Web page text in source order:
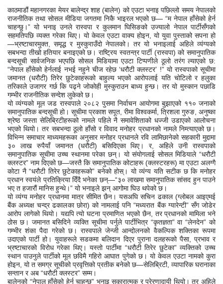
काठमाडौं महानगरका मेयर बालेन्द्र शाह (बालेन) को एउटा भनाइ पछिल्लो समय नेपालको
राजनीतिक तथा सोसल मीडिया जगतमा निकै भाइरल भएको छ— “म नेपाल हाँसेको हेर्न
चाहन्छु।” यो भनाइ उनले रास्वपा र कुलमान घिसिङको उज्यालो नेपाल पार्टीसँगको
सहमतिपछि व्यक्त गरेका थिए। यो केवल एउटा वाक्य होइन, यो युवा पुस्ताको सपना हो
—भ्रष्टाचारमुक्त, समृद्ध र मुस्कुराउँदो नेपालको। तर यो भनाइलाई अहिले व्यंग्यको
सबभन्दा तीखो हतियार बनाइएको छ। राष्ट्रिय स्वतन्त्र पार्टी (रास्वपा) को समानुपातिक
बन्दसूची सार्वजनिक भएपछि सोसल मिडियामा एउटा टिप्पणीले ठूलो तरंग ल्याएको छ:
“नेपाल हाँसेको हेर्नलाई नभई नहुने चीज रहेछ ‘धरौटी क्लस्टर’ !” यो रास्वपाको सूचीमा
जमानत (धरौटी) तिरेर छुटेकाहरूको बाहुल्य भएको आरोपलाई यति चोटिलो र हलुका
तरिकाले उजागर गर्छ कि पढ्ने जोकोही मुस्कुराउन बाध्य हुन्छ। तर यो मुस्कान पछाडि
गम्भीर राजनीतिक सन्देश लुकेको छ।
यो व्यंग्यको मूल जड रास्वपाले २०८२ पुसमा निर्वाचन आयोगमा बुझाएको ११० जनाको
समानुपातिक बन्दसूची हो। सूचीमा प्रकाश सपूत, रीमा विश्वकर्मा, त्रिशला गुरुङ, अनुष्का
श्रेष्ठ जस्ता सेलिब्रिटीहरूको नामले पहिले नै समावेशिताको धज्जी उडाएको आलोचना
भएको थियो। तर सबभन्दा ठूलो हाँसो र विवाद मनोहर प्रधानको नामले निम्त्याएको छ।
विभिन्न समाचार माध्यमहरूका अनुसार मनोहर प्रधानले रवि लामिछानेको सहकारी मुद्दामा
३० लाख रुपैयाँ जमानत (धरौटी) बसिदिएका थिए। र, अहिले उनी रास्वपाको
समानुपातिक सूचीमा उच्च स्थानमा परेका छन्। यो संयोगलाई सोसल मिडियाले “धरौटी
क्लस्टर” नाम दिएको छ—जस्तै कि समानुपातिक कोटाहरू (क्लस्टरहरू) मा एउटा अलग्गै
कोटा नै “धरौटी तिरेर छुटेकाहरूको” बनेको होस्। यो व्यंग्य यति सटीक छ कि मनोहर
प्रधान स्वयंले प्रतिक्रिया दिँदै भनेका छन्—“३० लाखमा समानुपातिक सांसद हुन पाउने
भए त हजारौं मानिस हुन्थे।” यो भनाइले झन् आगोमा घिउ थपेको छ।
यो व्यंग्य मनोहर प्रधानमा मात्र सीमित छैन। यसअघि सचिन ढकाल (ग्लोबल आइएमई
बैंक अध्यक्ष चन्द्र ढकालका छोरा) को नामलाई पनि “मध्यरात बैंक ग्यारेन्टी” सँग जोडेर
आरोप लागेको थियो। यद्यपि त्यो घटना प्रमाणित भएको छैन, तर प्रधानको मामिला भने
ठोस छ। जमानत बसिदिने व्यक्ति सूचीमा पर्नुले पार्टीभित्र “कृतज्ञता” वा “लेनदेन” को
गम्भीर शंका पैदा गरेको छ। रास्वपाले जेन्जी आन्दोलनको वैकल्पिक शक्तिका रूपमा
उदाएको पार्टी हो। युवाहरूले सडकमा बलिदान दिएर पुराना दलहरूको पैसा, प्रभाव र
भ्रष्टाचारको विरोध गरेका थिए। यस्तो पार्टीमा “धरौटी तिरेर छुटेका” व्यक्तिको उच्च
स्थान पाउनुले पार्टीको मूल छविमै गहिरो आघात पुगेको छ। यो केवल एउटा नामको कुरा
होइन, यो त समग्र सूचीको प्रवृत्तिको प्रतीक बनेको छ—सेलिब्रिटी, व्यापारिक घरानाका
सन्तान र अब “धरौटी क्लस्टर” सम्म।
बालेनको “नेपाल हाँसेको हेर्न चाहन्छु” भनाइ सकारात्मक र प्रेरणादायी थियो। तर अहिले